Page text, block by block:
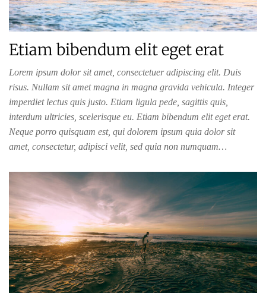
Etiam bibendum elit eget erat
Lorem ipsum dolor sit amet, consectetuer adipiscing elit. Duis
risus. Nullam sit amet magna in magna gravida vehicula. Integer
imperdiet lectus quis justo. Etiam ligula pede, sagittis quis,
interdum ultricies, scelerisque eu. Etiam bibendum elit eget erat.
Neque porro quisquam est, qui dolorem ipsum quia dolor sit
amet, consectetur, adipisci velit, sed quia non numquam…